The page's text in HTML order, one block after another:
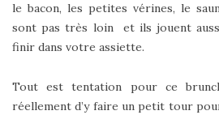
le bacon, les petites vérines, le
sont pas très loin et ils jouent
finir dans votre assiette.
Tout est tentation pour ce
réellement d’y faire un petit tour